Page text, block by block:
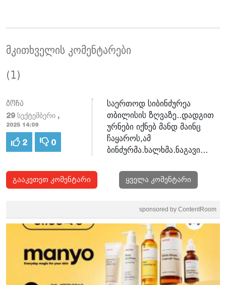
მკითხველის კომენტარები
(1)
გოჩა
29 სექტემბერი ,
2025 14:09
2 0
საერთოდ სიბინძურეა
თბილისის ზღვაზე..დადგით
ურნები იქნებ მანდ მაინც
ჩაყაროს,ამ
ბინძურმა.ხალხმა.ნაგავი...
გააკეთეთ კომენტარი ყველა კომენტარი
sponsored by ContentRoom